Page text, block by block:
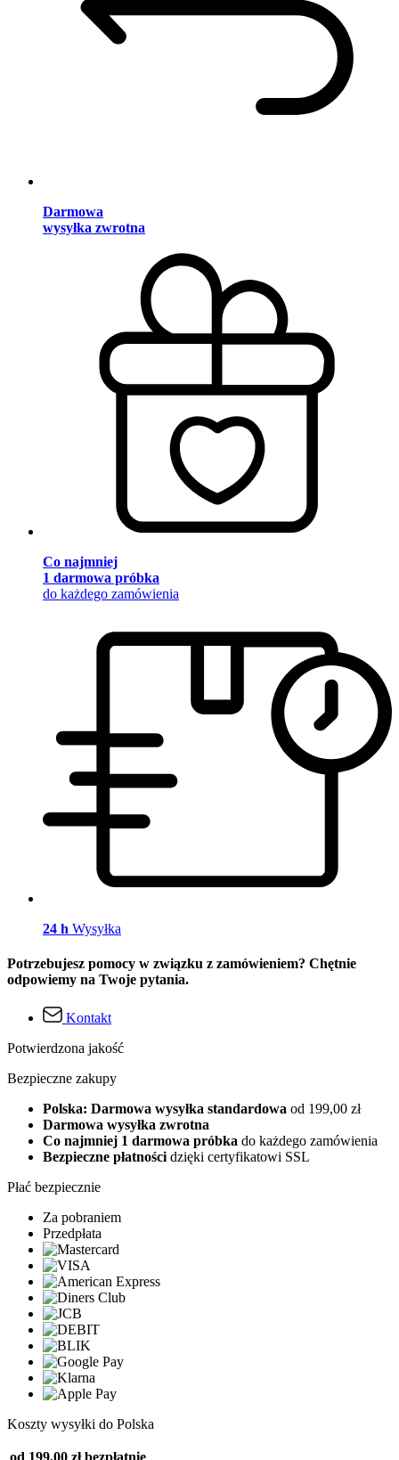
Darmowa
wysyłka zwrotna
Co najmniej
1 darmowa próbka
do każdego zamówienia
24 h Wysyłka
Potrzebujesz pomocy w związku z zamówieniem? Chętnie
odpowiemy na Twoje pytania.
Kontakt
Potwierdzona jakość
Bezpieczne zakupy
Polska: Darmowa wysyłka standardowa od 199,00 zł
Darmowa wysyłka zwrotna
Co najmniej 1 darmowa próbka do każdego zamówienia
Bezpieczne płatności dzięki certyfikatowi SSL
Płać bezpiecznie
Za pobraniem
Przedpłata
Koszty wysyłki do Polska
od 199,00 zł bezpłatnie